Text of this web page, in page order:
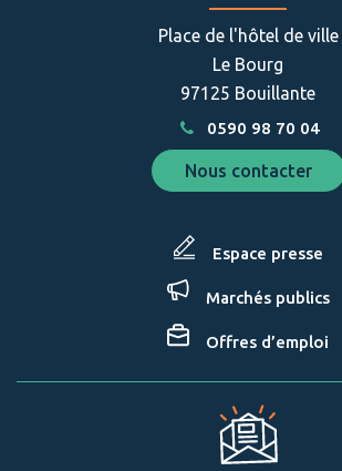
FacebookInstagram
Place de l'hôtel de ville
Le Bourg
97125 Bouillante
0590 98 70 04
Nous contacter
Espace presse
Marchés publics
Offres d’emploi